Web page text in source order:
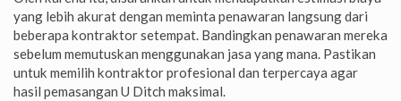
yang lebih akurat dengan meminta penawaran langsung dari
beberapa kontraktor setempat. Bandingkan penawaran mereka
sebelum memutuskan menggunakan jasa yang mana. Pastikan
untuk memilih kontraktor profesional dan terpercaya agar
hasil pemasangan U Ditch maksimal.